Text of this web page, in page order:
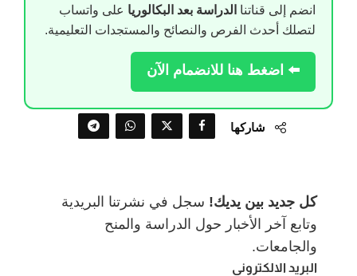
انضم إلى قناتنا الدراسة بعد البكالوريا على واتساب
لتصلك أحدث الفرص والنصائح والمستجدات التعليمية.
⬅️ اضغط هنا للانضمام الآن
شاركها
كل جديد بين يديك! سجل في نشرتنا البريدية
وتابع آخر الأخبار حول الدراسة والمنح
والجامعات.
البريد الالكتروني